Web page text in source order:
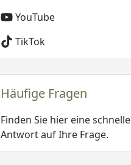
YouTube
TikTok
Häufige Fragen
Finden Sie hier eine schnelle
Antwort auf Ihre Frage.